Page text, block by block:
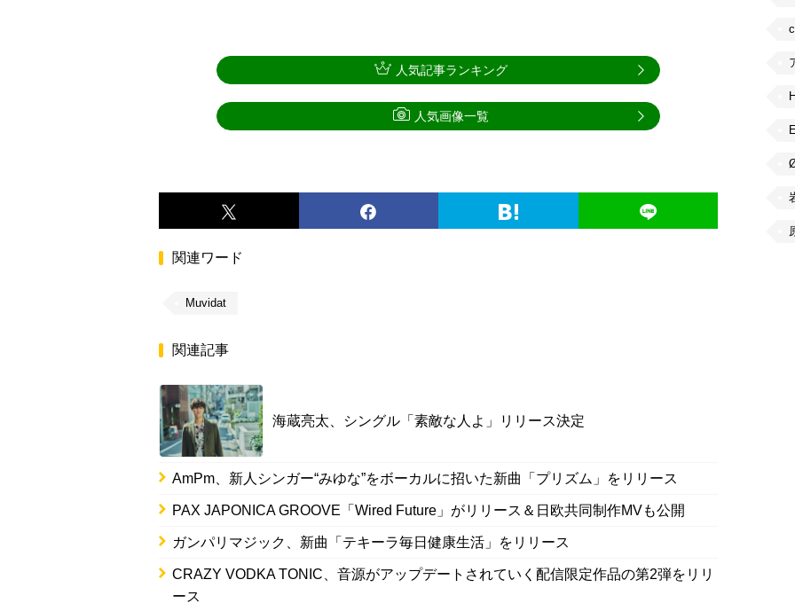
関連ワード
Muvidat
関連記事
海蔵亮太、シングル「素敵な人よ」リリース決定
AmPm、新人シンガー“みゆな”をボーカルに招いた新曲「プリズム」をリリース
PAX JAPONICA GROOVE「Wired Future」がリリース＆日欧共同制作MVも公開
ガンパリマジック、新曲「テキーラ毎日健康生活」をリリース
CRAZY VODKA TONIC、音源がアップデートされていく配信限定作品の第2弾をリリ
ース
人気記事ランキング
人気画像一覧